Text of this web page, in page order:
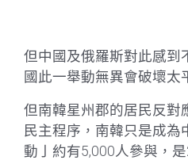
但中國及俄羅斯對此感到
國此一舉動無異會破壞太
但南韓星州郡的居民反對
民主程序，南韓只是成
動亅約有5,000人參與，